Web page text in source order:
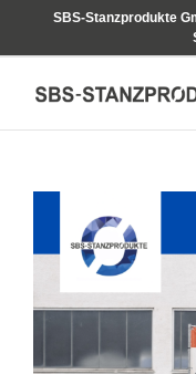
SBS-Stanzprodukte